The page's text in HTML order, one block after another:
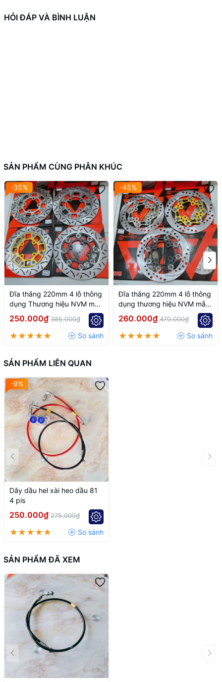
xe. Đặt hàng ngay hôm nay để được trải nghiệm hiệu quả trong từ
điển!
HỎI ĐÁP VÀ BÌNH LUẬN
SẢN PHẨM CÙNG PHÂN KHÚC
-35%
Đĩa thắng 220mm 4 lỗ thông
dụng Thương hiệu NVM mẫu
k7
250.000₫ 385.000₫
-45%
Đĩa thắng 220mm 4 lỗ thông
dụng thương hiệu NVM mẫu
k6
260.000₫ 470.000₫
SẢN PHẨM LIÊN QUAN
-9%
Dây dầu hel xài heo dầu 81
4 pis
250.000₫ 275.000₫
SẢN PHẨM ĐÃ XEM